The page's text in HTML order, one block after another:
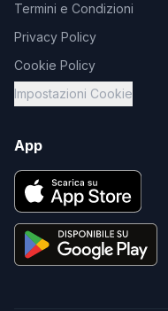
Termini e Condizioni
Privacy Policy
Cookie Policy
Impostazioni Cookie
App